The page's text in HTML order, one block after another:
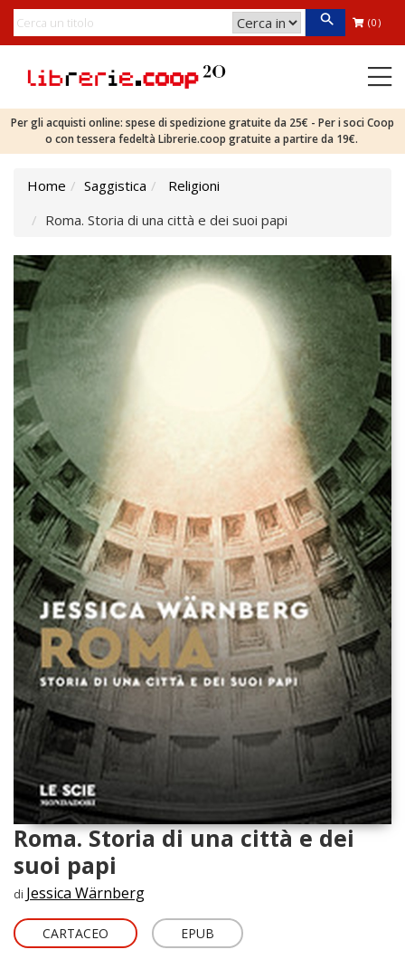
(0)
Per gli acquisti online: spese di spedizione gratuite da 25€ - Per i soci Coop
o con tessera fedeltà Librerie.coop gratuite a partire da 19€.
Home Saggistica
Religioni
Roma. Storia di una città e dei suoi papi
Roma. Storia di una città e dei
suoi papi
di Jessica Wärnberg
CARTACEO EPUB